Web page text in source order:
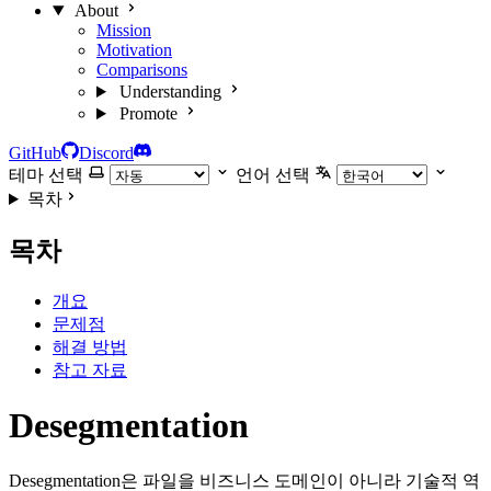
About
Mission
Motivation
Comparisons
Understanding
Promote
GitHub
Discord
테마 선택
언어 선택
목차
목차
개요
문제점
해결 방법
참고 자료
Desegmentation
Desegmentation은 파일을 비즈니스 도메인이 아니라 기술적 역